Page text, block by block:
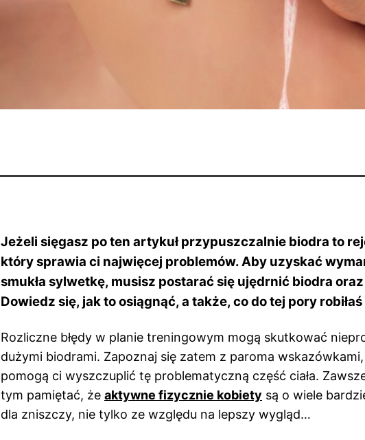
Jeżeli sięgasz po ten artykuł przypuszczalnie biodra to
który sprawia ci najwięcej problemów. Aby uzyskać
smukła sylwetkę, musisz postarać się ujędrnić biodra
Dowiedz się, jak to osiągnąć, a także, co do tej pory
Rozliczne błędy w planie treningowym mogą skutkować
dużymi biodrami. Zapoznaj się zatem z paroma
pomogą ci wyszczuplić tę problematyczną część ciała.
tym pamiętać, że aktywne fizycznie kobiety są o wiele
dla zniszczy, nie tylko ze względu na lepszy wygląd…